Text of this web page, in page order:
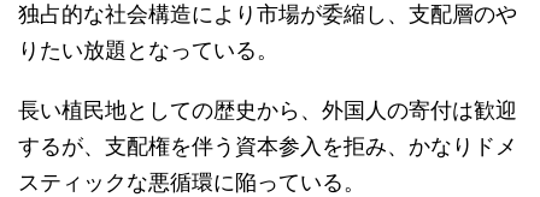
独占的な社会構造により市場が委縮し、支配層のや
りたい放題となっている。
長い植民地としての歴史から、外国人の寄付は歓迎
するが、支配権を伴う資本参入を拒み、かなりドメ
スティックな悪循環に陥っている。